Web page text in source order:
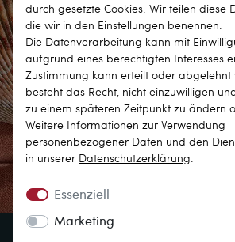
durch gesetzte Cookies. Wir teilen diese
die wir in den Einstellungen benennen.
Die Datenverarbeitung kann mit
aufgrund eines berechtigten Interesses
Zustimmung kann erteilt oder abgelehnt
besteht das Recht, nicht einzuwilligen
zu einem späteren Zeitpunkt zu ändern
Weitere Informationen zur Verwendung
personenbezogener Daten und den
in unserer Daten­schutz­erklärung.
Essenziell
Marketing